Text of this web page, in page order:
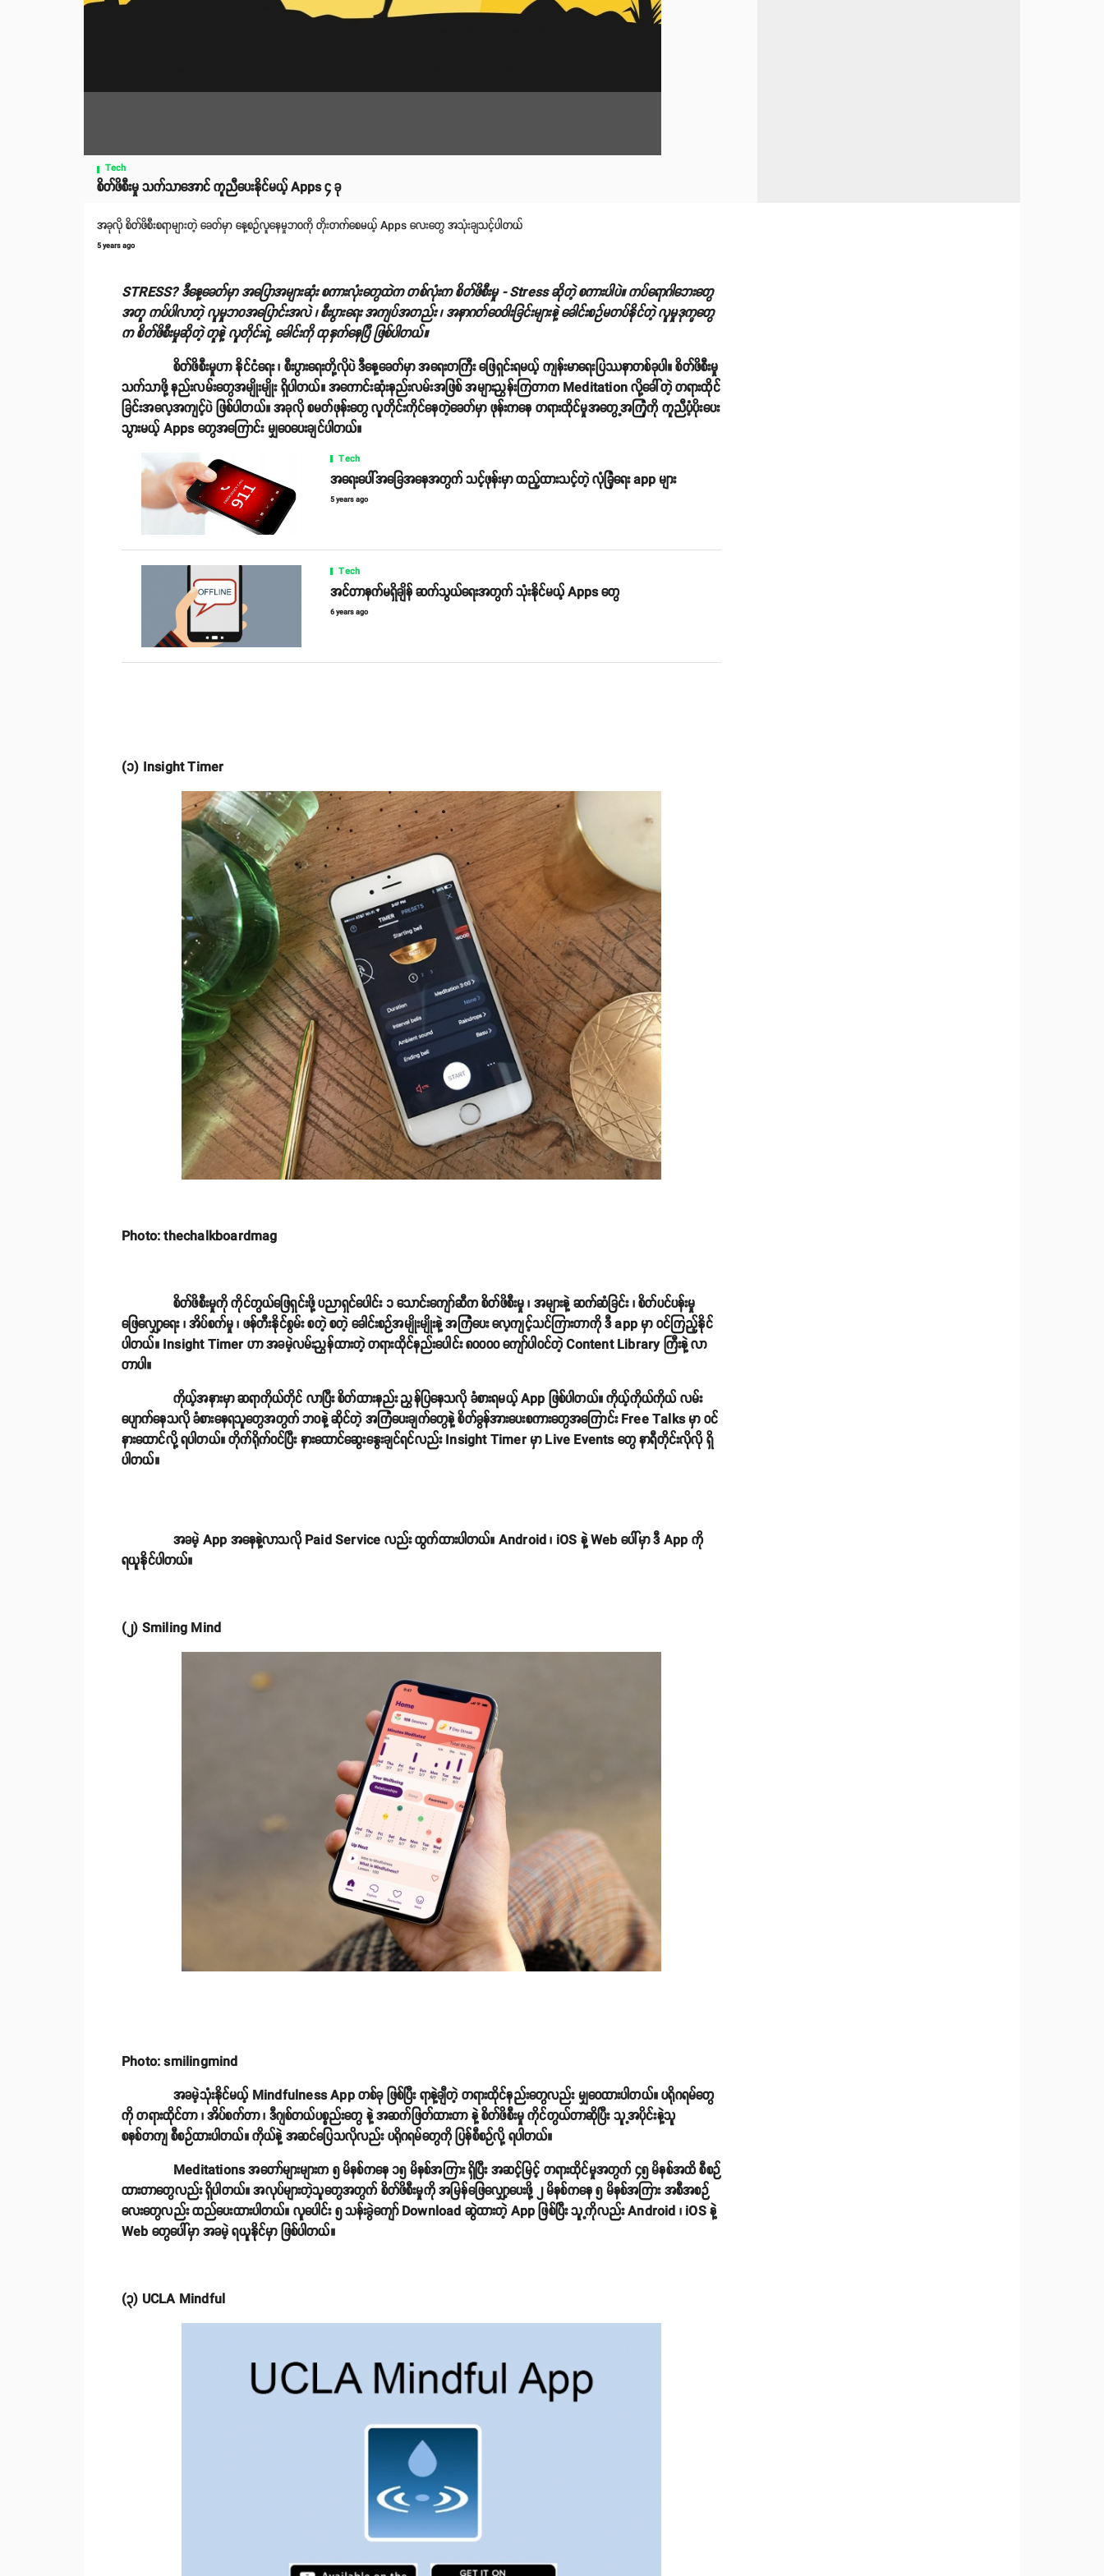
Tech
စိတ်ဖိစီးမှု သက်သာအောင် ကူညီပေးနိုင်မယ့် Apps ၄ ခု
အခုလို စိတ်ဖိစီးစရာများတဲ့ ခေတ်မှာ နေ့စဉ်လူနေမှုဘဝကို တိုးတက်စေမယ့် Apps လေးတွေ အသုံးချသင့်ပါတယ်
5 years ago
STRESS? ဒီနေ့ခေတ်မှာ အပြောအများဆုံး စကားလုံးတွေထဲက တစ်လုံးက စိတ်ဖိစီးမှု - Stress ဆိုတဲ့ စကားပါပဲ။ ကပ်ရောဂါဘေးတွေ
အတူ ကပ်ပါလာတဲ့ လူမှုဘဝအပြောင်းအလဲ ၊ စီးပွားရေး အကျပ်အတည်း ၊ အနာဂတ်ဝေဝါးခြင်းများနဲ့ ခေါင်းစဉ်မတပ်နိုင်တဲ့ လူမှုဒုက္ခတွေ
က စိတ်ဖိစီးမှုဆိုတဲ့ တူနဲ့ လူတိုင်းရဲ့ ခေါင်းကို ထုနှက်နေပြီ ဖြစ်ပါတယ်။
စိတ်ဖိစီးမှုဟာ နိုင်ငံရေး ၊ စီးပွားရေးတို့လိုပဲ ဒီနေ့ခေတ်မှာ အရေးတကြီး ဖြေရှင်းရမယ့် ကျန်းမာရေးပြဿနာတစ်ခုပါ။ စိတ်ဖိစီးမှု
သက်သာဖို့ နည်းလမ်းတွေအမျိုးမျိုး ရှိပါတယ်။ အကောင်းဆုံးနည်းလမ်းအဖြစ် အများညွှန်းကြတာက Meditation လို့ခေါ်တဲ့ တရားထိုင်
ခြင်းအလေ့အကျင့်ပဲ ဖြစ်ပါတယ်။ အခုလို စမတ်ဖုန်းတွေ လူတိုင်းကိုင်နေတဲ့ခေတ်မှာ ဖုန်းကနေ တရားထိုင်မှုအတွေ့အကြုံကို ကူညီပံ့ပိုးပေး
သွားမယ့် Apps တွေအကြောင်း မျှဝေပေးချင်ပါတယ်။
Tech
အရေးပေါ်အခြေအနေအတွက် သင့်ဖုန်းမှာ ထည့်ထားသင့်တဲ့ လုံခြုံရေး app များ
5 years ago
Tech
အင်တာနက်မရှိချိန် ဆက်သွယ်ရေးအတွက် သုံးနိုင်မယ့် Apps တွေ
6 years ago
(၁) Insight Timer
Photo: thechalkboardmag
စိတ်ဖိစီးမှုကို ကိုင်တွယ်ဖြေရှင်းဖို့ ပညာရှင်ပေါင်း ၁ သောင်းကျော်ဆီက စိတ်ဖိစီးမှု ၊ အများနဲ့ ဆက်ဆံခြင်း ၊ စိတ်ပင်ပန်းမှု
ဖြေလျှော့ရေး ၊ အိပ်စက်မှု ၊ ဖန်တီးနိုင်စွမ်း စတဲ့ စတဲ့ ခေါင်းစဉ်အမျိုးမျိုးနဲ့ အကြံပေး လေ့ကျင့်သင်ကြားတာကို ဒီ app မှာ ဝင်ကြည့်နိုင်
ပါတယ်။ Insight Timer ဟာ အခမဲ့လမ်းညွှန်ထားတဲ့ တရားထိုင်နည်းပေါင်း ၈၀၀၀၀ ကျော်ပါဝင်တဲ့ Content Library ကြီးနဲ့ လာ
တာပါ။
ကိုယ့်အနားမှာ ဆရာကိုယ်တိုင် လာပြီး စိတ်ထားနည်း ညွှန်ပြနေသလို ခံစားရမယ့် App ဖြစ်ပါတယ်။ ကိုယ့်ကိုယ်ကိုယ် လမ်း
ပျောက်နေသလို ခံစားနေရသူတွေအတွက် ဘဝနဲ့ ဆိုင်တဲ့ အကြံပေးချက်တွေနဲ့ စိတ်ခွန်အားပေးစကားတွေအကြောင်း Free Talks မှာ ဝင်
နားထောင်လို့ ရပါတယ်။ တိုက်ရိုက်ဝင်ပြီး နားထောင်ဆွေးနွေးချင်ရင်လည်း Insight Timer မှာ Live Events တွေ နာရီတိုင်းလိုလို ရှိ
ပါတယ်။
အခမဲ့ App အနေနဲ့လာသလို Paid Service လည်း ထွက်ထားပါတယ်။ Android ၊ iOS နဲ့ Web ပေါ်မှာ ဒီ App ကို
ရယူနိုင်ပါတယ်။
(၂) Smiling Mind
Photo: smilingmind
အခမဲ့သုံးနိုင်မယ့် Mindfulness App တစ်ခု ဖြစ်ပြီး ရာနဲ့ချီတဲ့ တရားထိုင်နည်းတွေလည်း မျှဝေထားပါတယ်။ ပရိုဂရမ်တွေ
ကို တရားထိုင်တာ ၊ အိပ်စက်တာ ၊ ဒီဂျစ်တယ်ပစ္စည်းတွေ နဲ့ အဆက်ဖြတ်ထားတာ နဲ့ စိတ်ဖိစီးမှု ကိုင်တွယ်တာဆိုပြီး သူ့အပိုင်းနဲ့သူ
စနစ်တကျ စီစဉ်ထားပါတယ်။ ကိုယ်နဲ့ အဆင်ပြေသလိုလည်း ပရိုဂရမ်တွေကို ပြန်စီစဉ်လို့ ရပါတယ်။
Meditations အတော်များများက ၅ မိနစ်ကနေ ၁၅ မိနစ်အကြား ရှိပြီး အဆင့်မြင့် တရားထိုင်မှုအတွက် ၄၅ မိနစ်အထိ စီစဉ်
ထားတာတွေလည်း ရှိပါတယ်။ အလုပ်များတဲ့သူတွေအတွက် စိတ်ဖိစီးမှုကို အမြန်ဖြေလျှော့ပေးဖို့ ၂ မိနစ်ကနေ ၅ မိနစ်အကြား အစီအစဉ်
လေးတွေလည်း ထည်ပေးထားပါတယ်။ လူပေါင်း ၅ သန်းခွဲကျော် Download ဆွဲထားတဲ့ App ဖြစ်ပြီး သူ့ကိုလည်း Android ၊ iOS နဲ့
Web တွေပေါ်မှာ အခမဲ့ ရယူနိုင်မှာ ဖြစ်ပါတယ်။
(၃) UCLA Mindful